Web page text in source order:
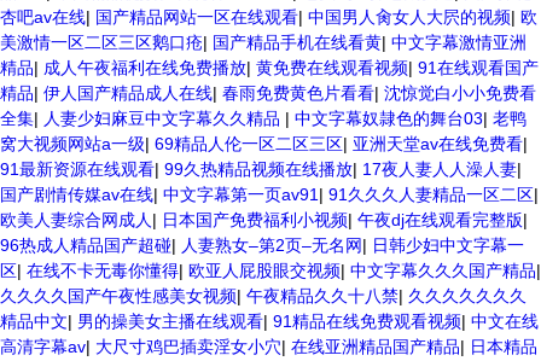
杏吧av在线| 国产精品网站一区在线观看| 中国男人肏女人大屄的视频| 欧
美激情一区二区三区鹅口疮| 国产精品手机在线看黄| 中文字幕激情亚洲
精品| 成人午夜福利在线免费播放| 黄免费在线观看视频| 91在线观看国产
精品| 伊人国产精品成人在线| 春雨免费黄色片看看| 沈惊觉白小小免费看
全集| 人妻少妇麻豆中文字幕久久精品 | 中文字幕奴隷色的舞台03| 老鸭
窝大视频网站a一级| 69精品人伦一区二区三区| 亚洲天堂av在线免费看|
91最新资源在线观看| 99久热精品视频在线播放| 17夜人妻人人澡人妻|
国产剧情传媒av在线| 中文字幕第一页av91 | 91久久久人妻精品一区二区|
欧美人妻综合网成人 | 日本国产免费福利小视频| 午夜dj在线观看完整版|
96热成人精品国产超碰| 人妻熟女–第2页–无名网| 日韩少妇中文字幕一
区| 在线不卡无毒你懂得| 欧亚人屁股眼交视频| 中文字幕久久久国产精品|
久久久久国产午夜性感美女视频| 午夜精品久久十八禁| 久久久久久久久
精品中文| 男的操美女主播在线观看| 91精品在线免费观看视频| 中文在线
高清字幕av| 大尺寸鸡巴插卖淫女小穴| 在线亚洲精品国产精品| 日本精品